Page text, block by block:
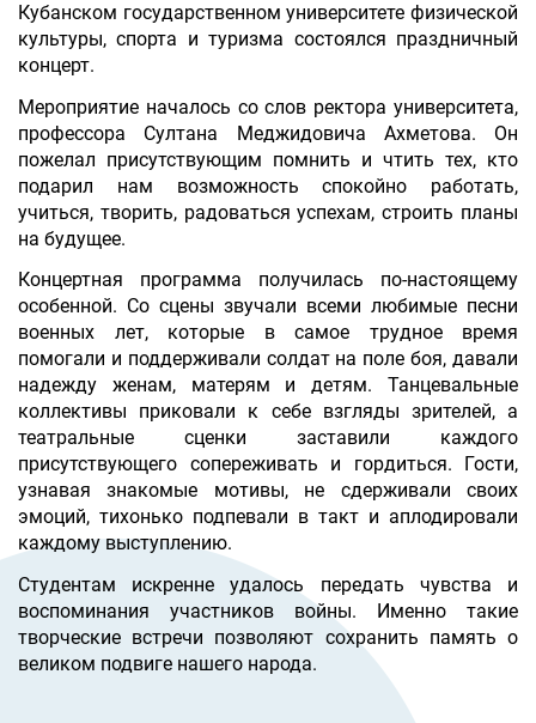
Кубанском государственном университете физической
культуры, спорта и туризма состоялся праздничный
концерт.
Мероприятие началось со слов ректора университета,
профессора Султана Меджидовича Ахметова. Он
пожелал присутствующим помнить и чтить тех, кто
подарил нам возможность спокойно работать,
учиться, творить, радоваться успехам, строить планы
на будущее.
Концертная программа получилась по-настоящему
особенной. Со сцены звучали всеми любимые песни
военных лет, которые в самое трудное время
помогали и поддерживали солдат на поле боя, давали
надежду женам, матерям и детям. Танцевальные
коллективы приковали к себе взгляды зрителей, а
театральные сценки заставили каждого
присутствующего сопереживать и гордиться. Гости,
узнавая знакомые мотивы, не сдерживали своих
эмоций, тихонько подпевали в такт и аплодировали
каждому выступлению.
Студентам искренне удалось передать чувства и
воспоминания участников войны. Именно такие
творческие встречи позволяют сохранить память о
великом подвиге нашего народа.